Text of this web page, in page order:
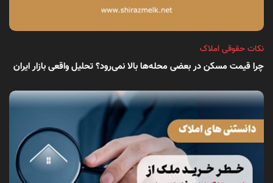
نکات حقوقی املاک
چرا قیمت مسکن در بعضی محله‌ها بالا نمی‌رود؟ تحلیل واقعی بازار ایران